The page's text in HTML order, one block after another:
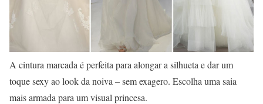
A cintura marcada é perfeita para alongar a silhueta e dar um
toque sexy ao look da noiva – sem exagero. Escolha uma saia
mais armada para um visual princesa.